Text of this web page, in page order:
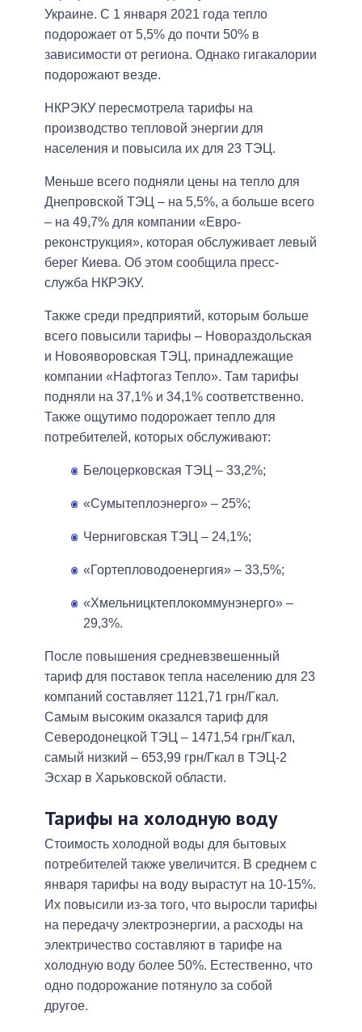
Украине. С 1 января 2021 года тепло
подорожает от 5,5% до почти 50% в
зависимости от региона. Однако гигакалории
подорожают везде.
НКРЭКУ пересмотрела тарифы на
производство тепловой энергии для
населения и повысила их для 23 ТЭЦ.
Меньше всего подняли цены на тепло для
Днепровской ТЭЦ – на 5,5%, а больше всего
– на 49,7% для компании «Евро-
реконструкция», которая обслуживает левый
берег Киева. Об этом сообщила пресс-
служба НКРЭКУ.
Также среди предприятий, которым больше
всего повысили тарифы – Новораздольская
и Новояворовская ТЭЦ, принадлежащие
компании «Нафтогаз Тепло». Там тарифы
подняли на 37,1% и 34,1% соответственно.
Также ощутимо подорожает тепло для
потребителей, которых обслуживают:
Белоцерковская ТЭЦ – 33,2%;
«Сумытеплоэнерго» – 25%;
Черниговская ТЭЦ – 24,1%;
«Гортепловодоенергия» – 33,5%;
«Хмельницктеплокоммунэнерго» –
29,3%.
После повышения средневзвешенный
тариф для поставок тепла населению для 23
компаний составляет 1121,71 грн/Гкал.
Самым высоким оказался тариф для
Северодонецкой ТЭЦ – 1471,54 грн/Гкал,
самый низкий – 653,99 грн/Гкал в ТЭЦ-2
Эсхар в Харьковской области.
Тарифы на холодную воду
Стоимость холодной воды для бытовых
потребителей также увеличится. В среднем с
января тарифы на воду вырастут на 10-15%.
Их повысили из-за того, что выросли тарифы
на передачу электроэнергии, а расходы на
электричество составляют в тарифе на
холодную воду более 50%. Естественно, что
одно подорожание потянуло за собой
другое.